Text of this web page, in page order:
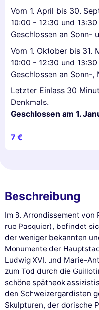
Vom 1. April bis 30.
10:00 - 12:30 und
Geschlossen an Sonn-
Vom 1. Oktober bis 31.
10:00 - 12:30 und 13:30
Geschlossen an Sonn-
Letzter Einlass 30
Denkmals.
Geschlossen am 1.
7 €
Beschreibung
Im 8. Arrondissement von
rue Pasquier), befindet
der weniger bekannten
Monumente der
Ludwig XVI. und Marie-
zum Tod durch die
schöne
den Schweizergardisten
Skulpturen, der dorische